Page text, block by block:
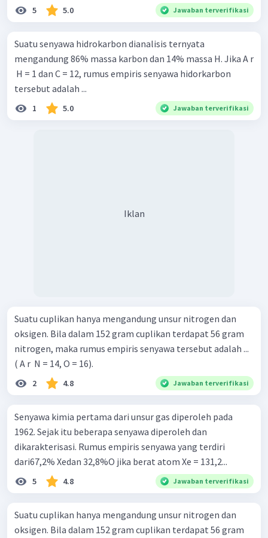
5 5.0 Jawaban terverifikasi
Suatu senyawa hidrokarbon dianalisis ternyata
mengandung 86% massa karbon dan 14% massa H. Jika A r
​ H = 1 dan C = 12, rumus empiris senyawa hidorkarbon
tersebut adalah ...
1 5.0 Jawaban terverifikasi
Iklan
Suatu cuplikan hanya mengandung unsur nitrogen dan
oksigen. Bila dalam 152 gram cuplikan terdapat 56 gram
nitrogen, maka rumus empiris senyawa tersebut adalah ...
( A r ​ N = 14, O = 16).
2 4.8 Jawaban terverifikasi
Senyawa kimia pertama dari unsur gas diperoleh pada
1962. Sejak itu beberapa senyawa diperoleh dan
dikarakterisasi. Rumus empiris senyawa yang terdiri
dari67,2% Xedan 32,8%O jika berat atom Xe = 131,2...
5 4.8 Jawaban terverifikasi
Suatu cuplikan hanya mengandung unsur nitrogen dan
oksigen. Bila dalam 152 gram cuplikan terdapat 56 gram